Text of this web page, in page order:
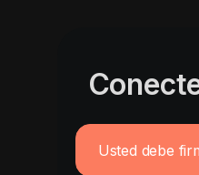
Usted debe